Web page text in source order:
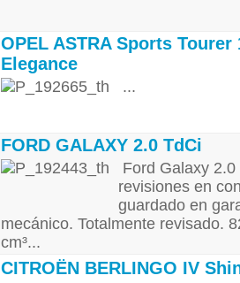
OPEL ASTRA Sports Tourer
Elegance
...
FORD GALAXY 2.0 TdCi
Ford Galaxy
revisiones en
guardado en
mecánico. Totalmente revisado.
cm³...
CITROËN BERLINGO IV